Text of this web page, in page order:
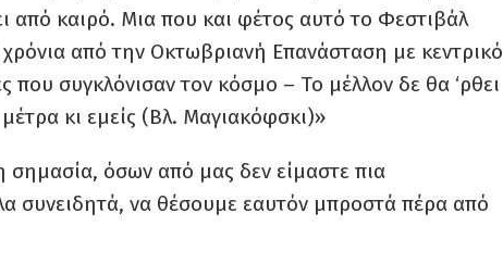
από καιρό. Μια που και φέτος αυτό το Φεστιβάλ
χρόνια από την Οκτωβριανή Επανάσταση με κεντρικό
που συγκλόνισαν τον κόσμο – Το μέλλον δε θα ‘ρθει
κι εμείς (Βλ. Μαγιακόφσκι)»
σημασία, όσων από μας δεν είμαστε πια
συνειδητά, να θέσουμε εαυτόν μπροστά πέρα από